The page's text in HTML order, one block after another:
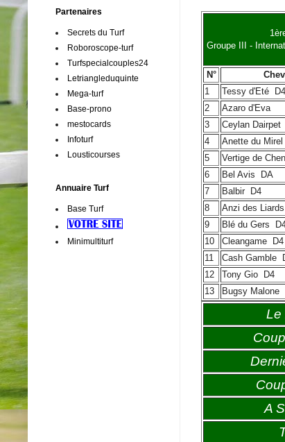
Groupe III -
N°
1
Tessy d'Eté D4
2
Azaro d'Eva
3
Ceylan Dairpet
4
Anette du Mirel
5
Vertige de
6
Bel Avis DA
7
Balbir D4
8
Anzi des Liards
9
Blé du Gers
10
Cleangame D4
11
Cash Gamble
12
Tony Gio D4
13
Bugsy Malone
Le
A
Partenaires
Secrets du Turf
Roboroscope-turf
Turfspecialcouples24
Letriangleduquinte
Mega-turf
Base-prono
mestocards
Infoturf
Lousticourses
Annuaire Turf
Base Turf
Minimultiturf